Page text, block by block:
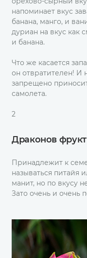
напоминает вкус
банана, манго, и
дуриан на вкус как
и банана.
Что же касается
он отвратителен! И
запрещено
самолета.
2
Драконов фрукт
Принадлежит к
называться питайя
манит, но по вкусу
Зато очень и очень